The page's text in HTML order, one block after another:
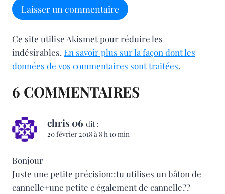
Ce site utilise Akismet pour réduire les
indésirables. En savoir plus sur la façon dont les
données de vos commentaires sont traitées.
6 COMMENTAIRES
chris 06 dit :
20 février 2018 à 8 h 10 min
Bonjour
Juste une petite précision::tu utilises un bâton de
cannelle+une petite c également de cannelle??